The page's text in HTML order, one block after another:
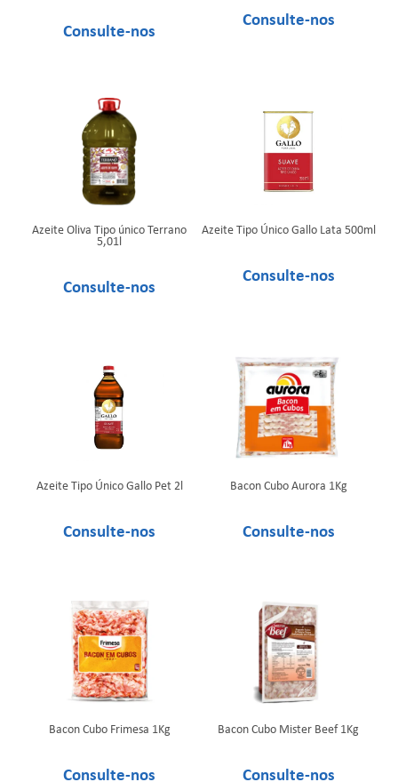
Azeite Oliva Tipo único Terrano
5,01l
Azeite Tipo Único Gallo Lata 500ml
Azeite Tipo Único Gallo Pet 2l Bacon Cubo Aurora 1Kg
Bacon Cubo Frimesa 1Kg Bacon Cubo Mister Beef 1Kg